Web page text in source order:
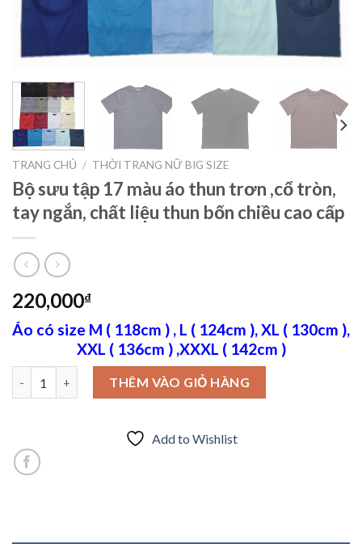
TRANG CHỦ / THỜI TRANG NỮ BIG SIZE
Bộ sưu tập 17 màu áo thun trơn ,cổ tròn,
tay ngắn, chất liệu thun bốn chiều cao cấp
220,000₫
Áo có size M ( 118cm ) , L ( 124cm ), XL ( 130cm ),
XXL ( 136cm ) ,XXXL ( 142cm )
Bộ sưu tập 17 màu áo thun trơn ,cổ tròn, tay ngắn, chất liệu
THÊM VÀO GIỎ HÀNG
Add to Wishlist